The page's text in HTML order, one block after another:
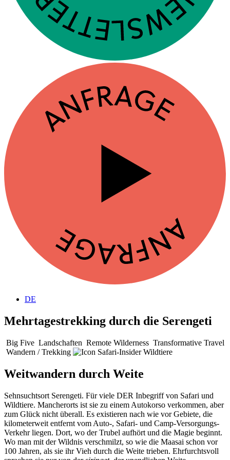
DE
Mehrtagestrekking durch die Serengeti
Big Five Landschaften Remote Wilderness Transformative Travel
Wandern / Trekking
Wildtiere
Weitwandern durch Weite
Sehnsuchtsort Serengeti. Für viele DER Inbegriff von Safari und
Wildtiere. Mancherorts ist sie zu einem Autokorso verkommen, aber
zum Glück nicht überall. Es existieren nach wie vor Gebiete, die
kilometerweit entfernt vom Auto-, Safari- und Camp-Versorgungs-
Verkehr liegen. Dort, wo der Trubel aufhört und die Magie beginnt.
Wo man mit der Wildnis verschmilzt, so wie die Maasai schon vor
100 Jahren, als sie ihr Vieh durch die Weite trieben. Ehrfurchtsvoll